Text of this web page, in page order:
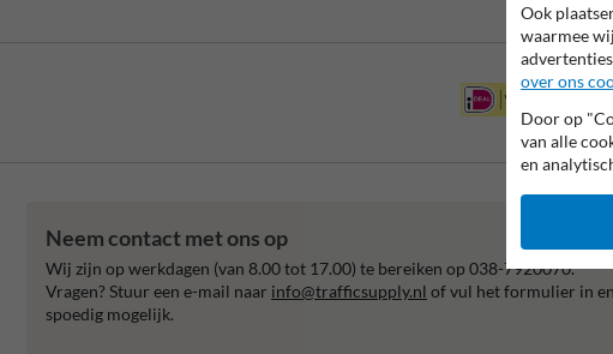
Neem contact met ons op
Wij zijn op werkdagen (van 8.00 tot 17.00) te bereiken op 038-7920070.
Vragen? Stuur een e-mail naar info@trafficsupply.nl of vul het formulier in
spoedig mogelijk.
Ook
waarmee
over ons
Door op
van alle
en